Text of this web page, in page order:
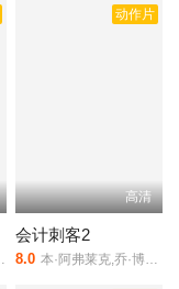
动作片
高清
会计刺客2
8.0 本·阿弗莱克,乔·博恩瑟,辛希亚·阿戴-罗宾森,丹妮艾拉·皮内达,J·K·西蒙斯,艾莉森·罗伯逊,艾莉森·赖特,罗伯特·摩根,格兰特·哈维,安德鲁·霍华德,隆巴多·博伊尔,迈克尔·图尔克,钱佛南